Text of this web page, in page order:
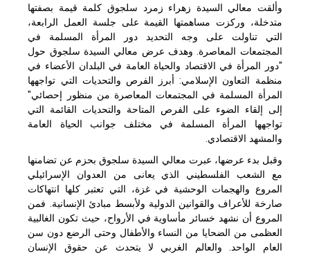
وألقت معالي السيدة زهراء زمرد سلجوق كلمة قيمة بصفتها
متدخلة، وركزت مساهمتها القيمة على جلسة العمل الرابعة،
التي تناولت على وجه التحديد دور المرأة المسلمة في
المجتمعات المعاصرة. وهدف عرض معالي السيدة سلجوق حول
"دور المرأة في الاقتصاد والحياة العامة في البلدان الأعضاء في
منظمة التعاون الإسلامي: أبرز الفرص والتحديات التي تواجهها
المرأة المسلمة في المجتمعات المعاصرة من منظور إحصائي"
إلى إلقاء الضوء على الفرص المتاحة والتحديات القائمة التي
تواجهها المرأة المسلمة في مختلف جوانب الحياة العامة
والمشهد الاقتصادي.
وقبل بدء عرضها، عبرت معالي السيدة سلجوق بحزم عن تضامنها
مع الشعب الفلسطيني الذي يعانى من العدوان الإسرائيلي
المروع والهجمات الوحشية في غزة، التي تعتبر كلها انتهاكات
صارخة للأعراف والقوانين الدولية ولأبسط مبادئ الإنسانية. فمن
المروع أن نشهد خسائر مأساوية في الأرواح، حيث تكون الغالبية
العظمى من الضحايا من النساء والأطفال وحتى الرضع دون سن
العام الواحد. والعالم الغربي لا يتحدث عن حقوق الإنسان